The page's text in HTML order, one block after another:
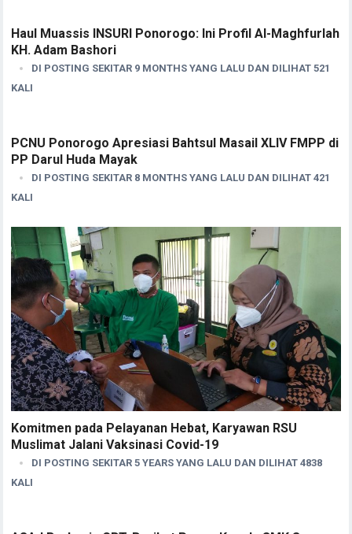
Haul Muassis INSURI Ponorogo: Ini Profil Al-Maghfurlah
KH. Adam Bashori
DI POSTING SEKITAR 9 MONTHS YANG LALU DAN DILIHAT 521
KALI
PCNU Ponorogo Apresiasi Bahtsul Masail XLIV FMPP di
PP Darul Huda Mayak
DI POSTING SEKITAR 8 MONTHS YANG LALU DAN DILIHAT 421
KALI
Komitmen pada Pelayanan Hebat, Karyawan RSU
Muslimat Jalani Vaksinasi Covid-19
DI POSTING SEKITAR 5 YEARS YANG LALU DAN DILIHAT 4838
KALI